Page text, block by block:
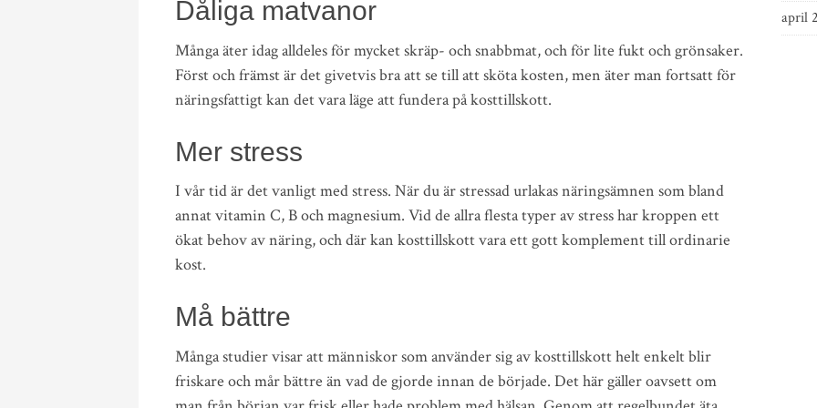
Dåliga matvanor
Många äter idag alldeles för mycket skräp- och snabbmat, och för lite fukt och grönsaker.
Först och främst är det givetvis bra att se till att sköta kosten, men äter man fortsatt för
näringsfattigt kan det vara läge att fundera på kosttillskott.
Mer stress
I vår tid är det vanligt med stress. När du är stressad urlakas näringsämnen som bland
annat vitamin C, B och magnesium. Vid de allra flesta typer av stress har kroppen ett
ökat behov av näring, och där kan kosttillskott vara ett gott komplement till ordinarie
kost.
Må bättre
Många studier visar att människor som använder sig av kosttillskott helt enkelt blir
friskare och mår bättre än vad de gjorde innan de började. Det här gäller oavsett om
april